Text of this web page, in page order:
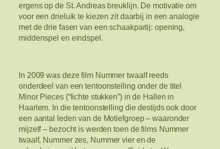
ergens op de St. Andreas breuklijn. De motivatie om
voor een drieluik te kiezen zit daarbij in een analogie
met de drie fasen van een schaakpartij: opening,
middenspel en eindspel.
In 2009 was deze film Nummer twaalf reeds
onderdeel van een tentoonstelling onder de titel
Minor Pieces (“lichte stukken”) in de Hallen in
Haarlem. In die tentoonstelling die destijds ook door
een aantal leden van de Motiefgroep – waaronder
mijzelf – bezocht is werden toen de films Nummer
twaalf, Nummer zes, Nummer vier en de